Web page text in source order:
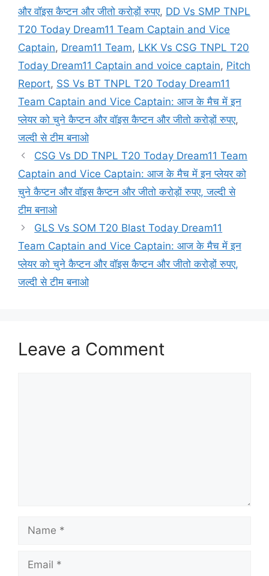
और वॉइस कैप्टन और जीतो करोड़ों रुपए, DD Vs SMP TNPL
T20 Today Dream11 Team Captain and Vice
Captain, Dream11 Team, LKK Vs CSG TNPL T20
Today Dream11 Captain and voice captain, Pitch
Report, SS Vs BT TNPL T20 Today Dream11
Team Captain and Vice Captain: आज के मैच में इन
प्लेयर को चुने कैप्टन और वॉइस कैप्टन और जीतो करोड़ों रुपए,
जल्दी से टीम बनाओ
CSG Vs DD TNPL T20 Today Dream11 Team
Captain and Vice Captain: आज के मैच में इन प्लेयर को
चुने कैप्टन और वॉइस कैप्टन और जीतो करोड़ों रुपए, जल्दी से
टीम बनाओ
GLS Vs SOM T20 Blast Today Dream11
Team Captain and Vice Captain: आज के मैच में इन
प्लेयर को चुने कैप्टन और वॉइस कैप्टन और जीतो करोड़ों रुपए,
जल्दी से टीम बनाओ
Leave a Comment
Name
Email